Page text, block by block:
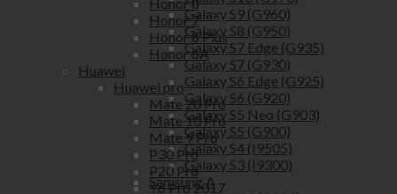
Galaxy S9 (G960)
Galaxy S8 (G950)
Galaxy S7 Edge (G935)
Galaxy S7 (G930)
Galaxy S6 Edge (G925)
Galaxy S6 (G920)
Galaxy S5 Neo (G903)
Galaxy S5 (G900)
Galaxy S4 (I9505)
Galaxy S3 (I9300)
Samsung A
Honor 7
Honor 6 Plus
Honor 6A
Huawei
Huawei pro
Mate 20 Pro
Mate 10 Pro
Mate 9 Pro
P30 Pro
P20 Pro
Y6 Pro 2017